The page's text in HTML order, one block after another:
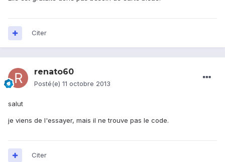
Citer
renato60
Posté(e) 11 octobre 2013
salut
je viens de l'essayer, mais il ne trouve pas le code.
Citer